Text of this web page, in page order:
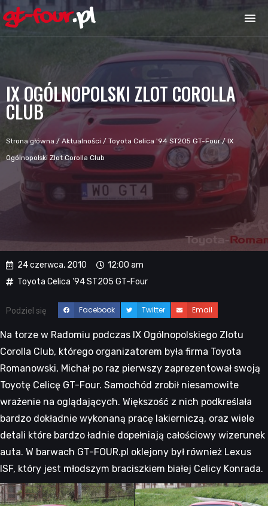
IX OGÓLNOPOLSKI ZLOT COROLLA
CLUB
Strona główna / Aktualności / Toyota Celica '94 ST205 GT-Four/IX
Ogólnopolski Zlot Corolla Club
24 czerwca, 2010
12:00 am
Toyota Celica '94 ST205 GT-Four
Podziel się Facebook Twitter Email
Na torze w Radomiu podczas IX Ogólnopolskiego Zlotu
Corolla Club, którego organizatorem była firma Toyota
Romanowski, Michał po raz pierwszy zaprezentował swoją
Toyotę Celicę GT-Four. Samochód zrobił niesamowite
wrażenie na oglądających. Większość z nich podkreślała
bardzo dokładnie wykonaną pracę lakierniczą, oraz wiele
detali które bardzo ładnie dopełniają całościowy wizerunek
auta. W barwach GT-FOUR.pl oklejony był również Lexus
ISF, który jest młodszym braciszkiem białej Celicy Konrada.